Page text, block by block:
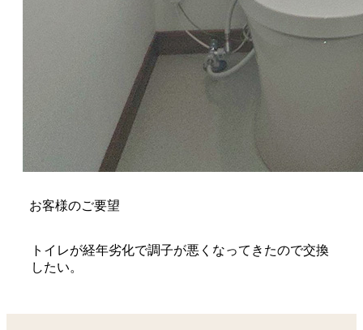
お客様のご要望
トイレが経年劣化で調子が悪くなってきたので交換
したい。